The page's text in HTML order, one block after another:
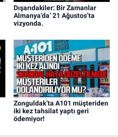
Dışarıdakiler: Bir Zamanlar
Almanya’da’ 21 Ağustos’ta
vizyonda.
Zonguldak’ta A101 müşteriden
iki kez tahsilat yaptı geri
ödemiyor!